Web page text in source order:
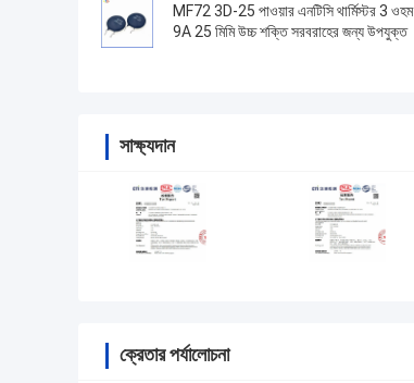
MF72 3D-25 পাওয়ার এনটিসি থার্মিস্টর 3 ওহম
9A 25 মিমি উচ্চ শক্তি সরবরাহের জন্য উপযুক্ত
সাক্ষ্যদান
ক্রেতার পর্যালোচনা